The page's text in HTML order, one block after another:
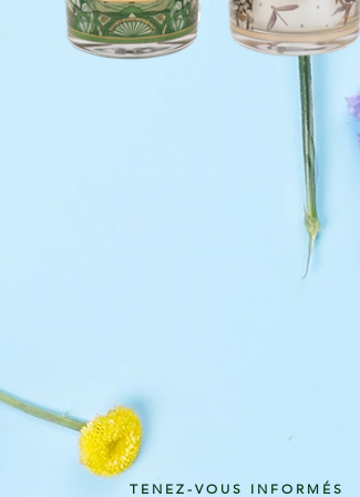
TENEZ-VOUS INFORMÉS